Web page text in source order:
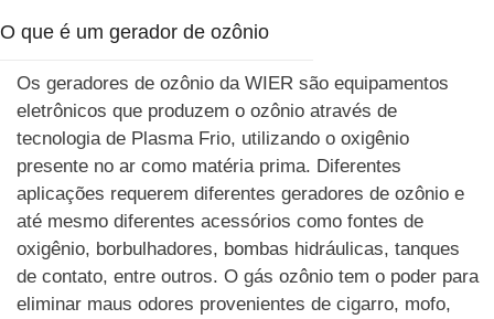
O que é um gerador de ozônio
Os geradores de ozônio da WIER são equipamentos
eletrônicos que produzem o ozônio através de
tecnologia de Plasma Frio, utilizando o oxigênio
presente no ar como matéria prima. Diferentes
aplicações requerem diferentes geradores de ozônio e
até mesmo diferentes acessórios como fontes de
oxigênio, borbulhadores, bombas hidráulicas, tanques
de contato, entre outros. O gás ozônio tem o poder para
eliminar maus odores provenientes de cigarro, mofo,